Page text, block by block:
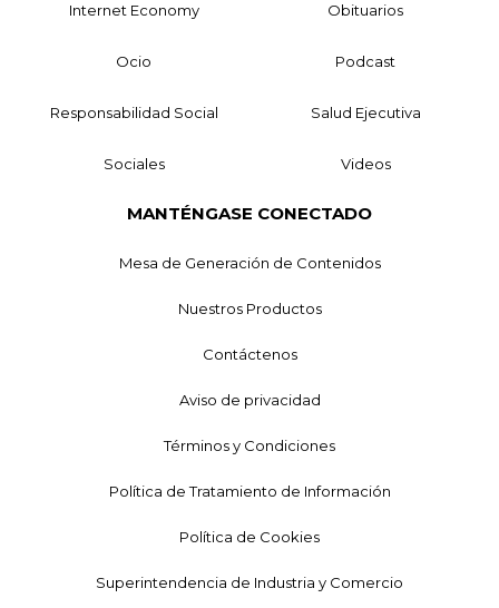
Internet Economy Obituarios
Ocio Podcast
Responsabilidad Social Salud Ejecutiva
Sociales Videos
MANTÉNGASE CONECTADO
Mesa de Generación de Contenidos
Nuestros Productos
Contáctenos
Aviso de privacidad
Términos y Condiciones
Política de Tratamiento de Información
Política de Cookies
Superintendencia de Industria y Comercio